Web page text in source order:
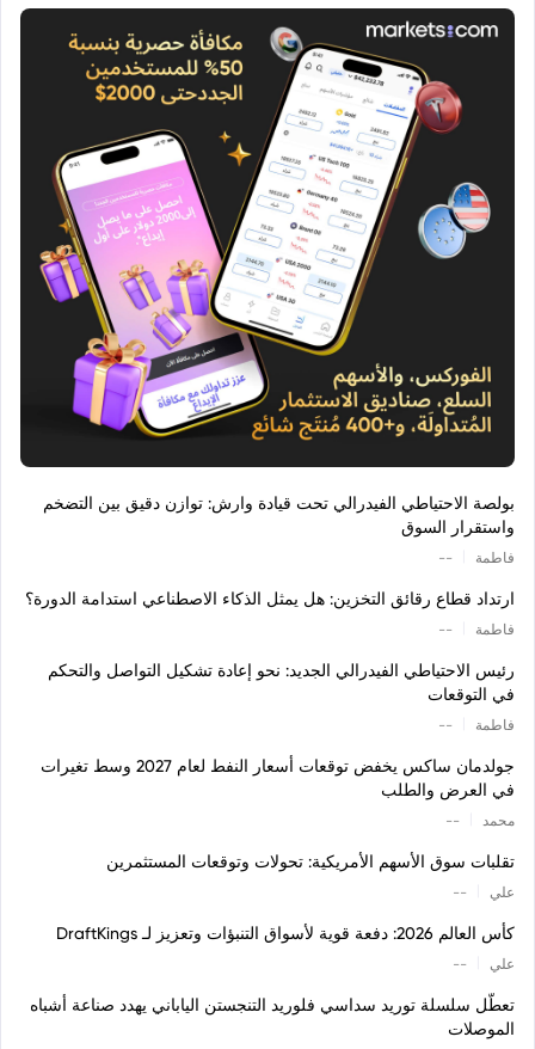
بولصة الاحتياطي الفيدرالي تحت قيادة وارش: توازن دقيق بين التضخم
واستقرار السوق
فاطمة --
ارتداد قطاع رقائق التخزين: هل يمثل الذكاء الاصطناعي استدامة الدورة؟
فاطمة --
رئيس الاحتياطي الفيدرالي الجديد: نحو إعادة تشكيل التواصل والتحكم
في التوقعات
فاطمة --
جولدمان ساكس يخفض توقعات أسعار النفط لعام 2027 وسط تغيرات
في العرض والطلب
محمد --
تقلبات سوق الأسهم الأمريكية: تحولات وتوقعات المستثمرين
علي --
كأس العالم 2026: دفعة قوية لأسواق التنبؤات وتعزيز لـ DraftKings
علي --
تعطّل سلسلة توريد سداسي فلوريد التنجستن الياباني يهدد صناعة أشباه
الموصلات